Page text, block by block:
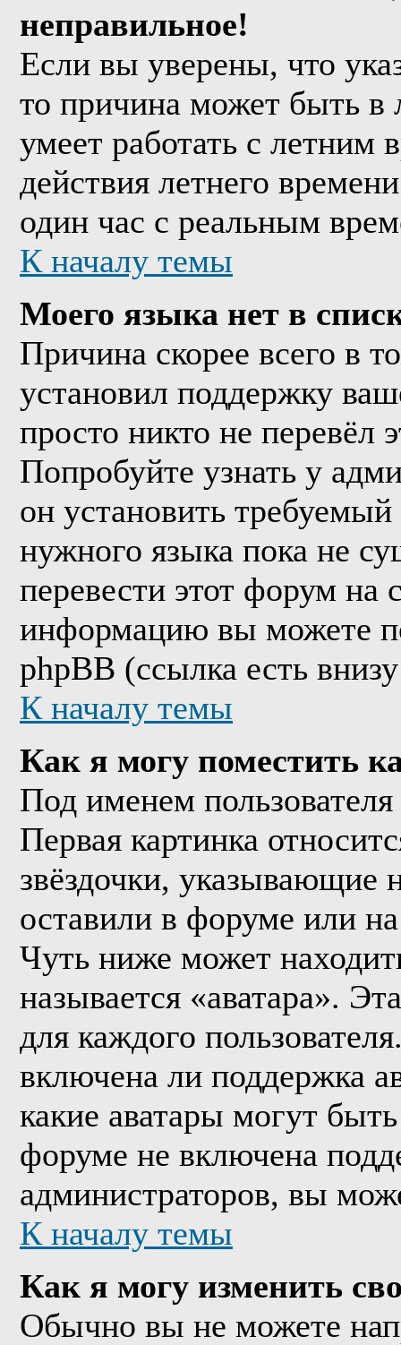
неправильное!
Если вы уверены, что
то причина может быть
умеет работать с летним
действия летнего
один час с реальным
К началу темы
Моего языка нет в
Причина скорее всего в
установил поддержку
просто никто не перевёл
Попробуйте узнать у
он установить
нужного языка пока не
перевести этот форум
информацию вы можете
phpBB (ссылка есть
К началу темы
Как я могу поместить
Под именем
Первая картинка
звёздочки, указывающие
оставили в форуме или
Чуть ниже может
называется «аватара».
для каждого
включена ли поддержка
какие аватары могут
форуме не включена
администраторов, вы
К началу темы
Как я могу изменить
Обычно вы не можете